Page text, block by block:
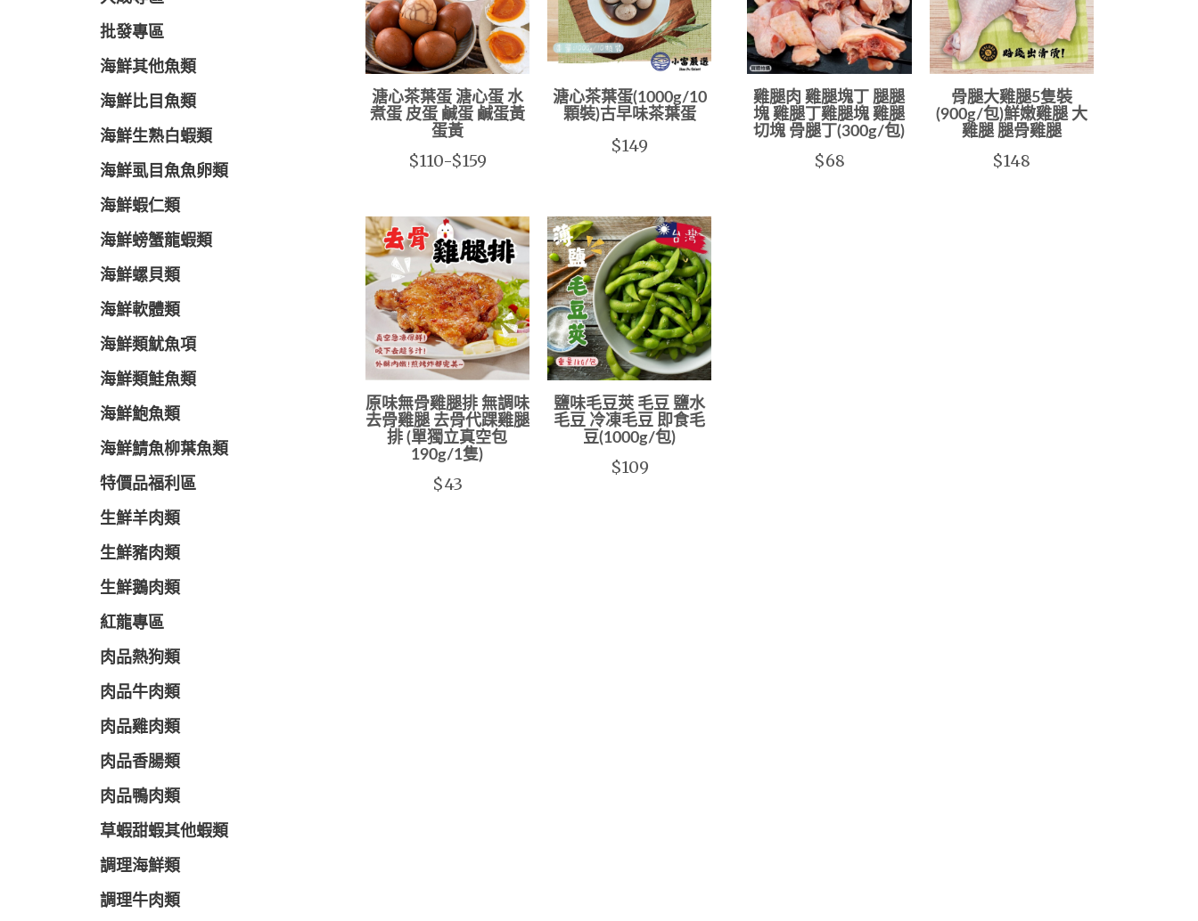
批發專區
海鮮其他魚類
海鮮比目魚類
海鮮生熟白蝦類
海鮮虱目魚魚卵類
海鮮蝦仁類
海鮮螃蟹龍蝦類
海鮮螺貝類
海鮮軟體類
海鮮類魷魚項
海鮮類鮭魚類
海鮮鮑魚類
海鮮鯖魚柳葉魚類
特價品福利區
生鮮羊肉類
生鮮豬肉類
生鮮鵝肉類
紅龍專區
肉品熱狗類
肉品牛肉類
肉品雞肉類
肉品香腸類
肉品鴨肉類
草蝦甜蝦其他蝦類
調理海鮮類
調理牛肉類
溏心茶葉蛋 溏心蛋 水
煮蛋 皮蛋 鹹蛋 鹹蛋黃
蛋黃
$110-$159
溏心茶葉蛋(1000g/10
顆裝)古早味茶葉蛋
$149
雞腿肉 雞腿塊丁 腿腿
塊 雞腿丁雞腿塊 雞腿
切塊 骨腿丁(300g/包)
$68
骨腿大雞腿5隻裝
(900g/包)鮮嫩雞腿 大
雞腿 腿骨雞腿
$148
原味無骨雞腿排 無調味
去骨雞腿 去骨代踝雞腿
排 (單獨立真空包
190g/1隻)
$43
鹽味毛豆莢 毛豆 鹽水
毛豆 冷凍毛豆 即食毛
豆(1000g/包)
$109